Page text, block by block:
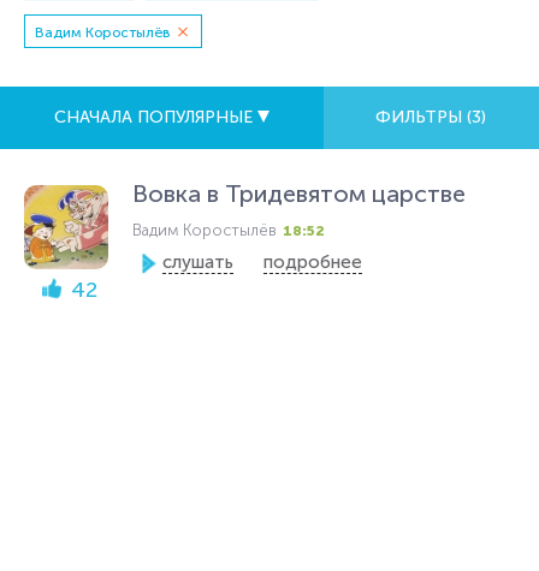
Вадим Коростылёв
СНАЧАЛА ПОПУЛЯРНЫЕ ФИЛЬТРЫ (3)
42
Вовка в Тридевятом царстве
Вадим Коростылёв 18:52
слушать подробнее